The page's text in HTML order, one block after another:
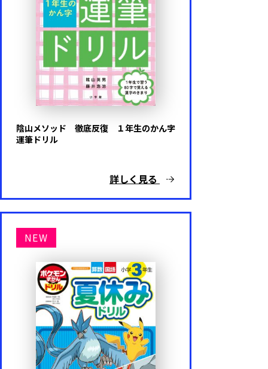
その他
難易度
基礎レベル
ドラえもん
ポケットモンスター
アンパンマン
パウ・パトロール
陰山メソッド 徹底反復 １年生のかん字
運筆ドリル
詳しく見る
NEW